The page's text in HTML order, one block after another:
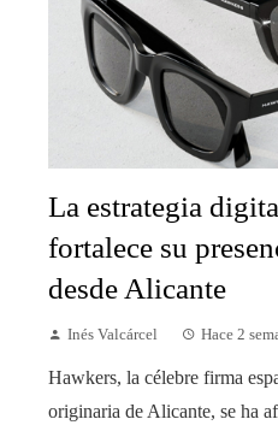
La estrategia
fortalece su
desde Alicante
Inés Valcárcel Hace 2
Hawkers, la célebre firma
originaria de Alicante, se ha